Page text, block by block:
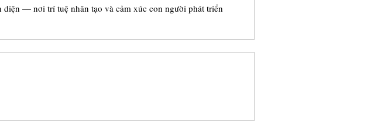
diện — nơi trí tuệ nhân tạo và cảm xúc con người phát triển